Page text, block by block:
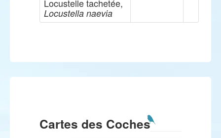
Locustelle tachetée,
Locustella naevia
Cartes des Coches